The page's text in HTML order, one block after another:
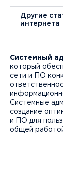
Другие
интернета
Системный
который
сети и ПО
Системные
создание
и ПО для
общей